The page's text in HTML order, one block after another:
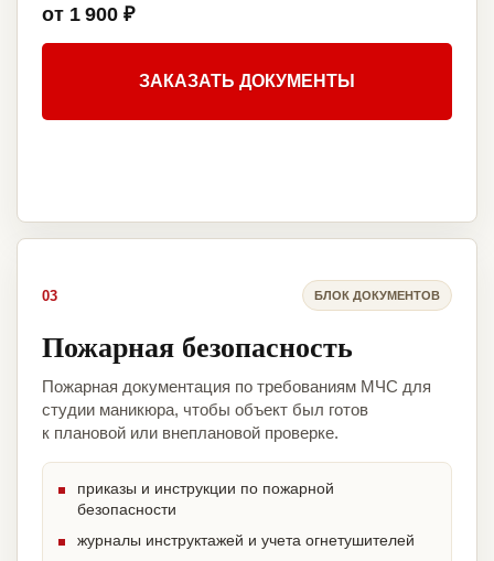
от 1 900 ₽
ЗАКАЗАТЬ ДОКУМЕНТЫ
03 БЛОК ДОКУМЕНТОВ
Пожарная безопасность
Пожарная документация по требованиям МЧС для
студии маникюра, чтобы объект был готов
к плановой или внеплановой проверке.
приказы и инструкции по пожарной
безопасности
журналы инструктажей и учета огнетушителей